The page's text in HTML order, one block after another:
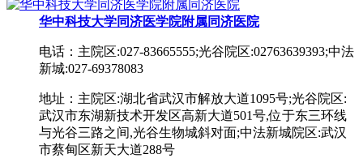
华中科技大学同济医学院附属同济医院
电话：主院区:027-83665555;光谷院区:02763639393;中法
新城:027-69378083
地址：主院区:湖北省武汉市解放大道1095号;光谷院区:
武汉市东湖新技术开发区高新大道501号,位于东三环线
与光谷三路之间,光谷生物城斜对面;中法新城院区:武汉
市蔡甸区新天大道288号